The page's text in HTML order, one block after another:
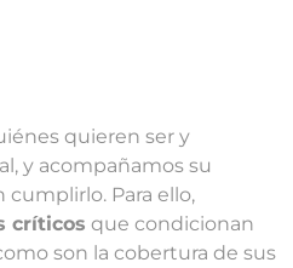
quieren ser y
y acompañamos su
Para ello,
críticos que condicionan
son la cobertura de sus